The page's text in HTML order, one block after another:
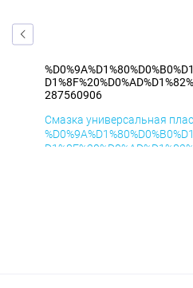
287560906
Смазка универсальная